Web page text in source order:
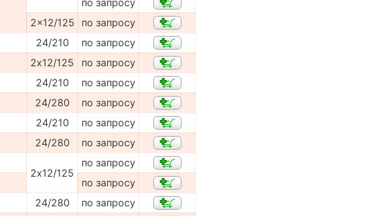
по запросу
2x12/125
по запросу
24/210
по запросу
2х12/125
по запросу
24/210
по запросу
24/280
по запросу
24/210
по запросу
24/280
по запросу
2х12/125
по запросу
по запросу
24/280
по запросу